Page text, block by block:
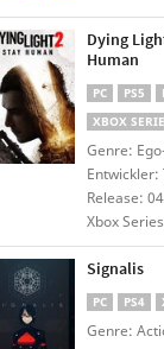
Dying
Human
PC PS5
XBOX
Genre:
Entwickler:
Release:
Xbox
Signalis
PC PS4
Genre: